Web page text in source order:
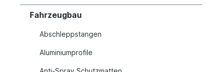
Fahrzeugbau
Abschleppstangen
Aluminiumprofile